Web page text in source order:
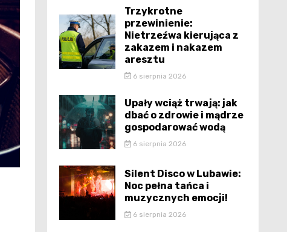
Trzykrotne
przewinienie:
Nietrzeźwa kierująca z
zakazem i nakazem
aresztu
6 sierpnia 2026
Upały wciąż trwają: jak
dbać o zdrowie i mądrze
gospodarować wodą
6 sierpnia 2026
Silent Disco w Lubawie:
Noc pełna tańca i
muzycznych emocji!
6 sierpnia 2026